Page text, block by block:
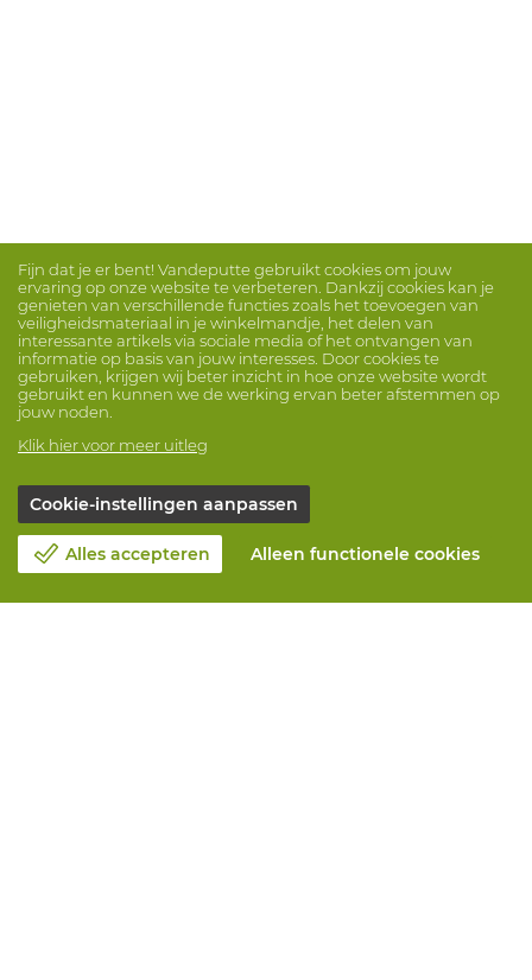
Fijn dat je er bent! Vandeputte gebruikt cookies om jouw
ervaring op onze website te verbeteren. Dankzij cookies kan je
genieten van verschillende functies zoals het toevoegen van
veiligheidsmateriaal in je winkelmandje, het delen van
interessante artikels via sociale media of het ontvangen van
informatie op basis van jouw interesses. Door cookies te
gebruiken, krijgen wij beter inzicht in hoe onze website wordt
gebruikt en kunnen we de werking ervan beter afstemmen op
jouw noden.
Klik hier voor meer uitleg
Cookie-instellingen aanpassen
Alles accepteren Alleen functionele cookies